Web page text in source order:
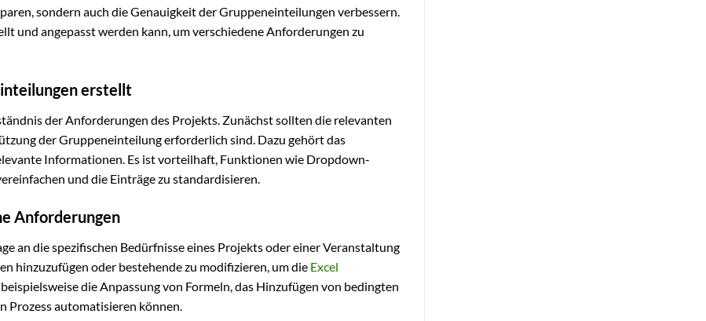
sondern auch die Genauigkeit der Gruppeneinteilungen verbessern.
und angepasst werden kann, um verschiedene Anforderungen zu
erstellt
der Anforderungen des Projekts. Zunächst sollten die relevanten
der Gruppeneinteilung erforderlich sind. Dazu gehört das
Informationen. Es ist vorteilhaft, Funktionen wie Dropdown-
und die Einträge zu standardisieren.
Anforderungen
an die spezifischen Bedürfnisse eines Projekts oder einer Veranstaltung
hinzuzufügen oder bestehende zu modifizieren, um die Excel
die Anpassung von Formeln, das Hinzufügen von bedingten
Prozess automatisieren können.